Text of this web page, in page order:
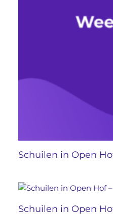
Schuilen in Open
Schuilen in Open